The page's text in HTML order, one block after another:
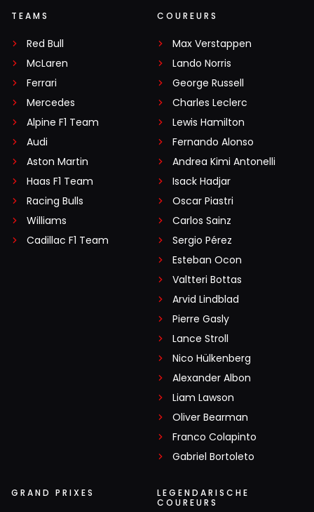
TEAMS
Red Bull
McLaren
Ferrari
Mercedes
Alpine F1 Team
Audi
Aston Martin
Haas F1 Team
Racing Bulls
Williams
Cadillac F1 Team
COUREURS
Max Verstappen
Lando Norris
George Russell
Charles Leclerc
Lewis Hamilton
Fernando Alonso
Andrea Kimi Antonelli
Isack Hadjar
Oscar Piastri
Carlos Sainz
Sergio Pérez
Esteban Ocon
Valtteri Bottas
Arvid Lindblad
Pierre Gasly
Lance Stroll
Nico Hülkenberg
Alexander Albon
Liam Lawson
Oliver Bearman
Franco Colapinto
Gabriel Bortoleto
GRAND PRIXES
LEGENDARISCHE
COUREURS